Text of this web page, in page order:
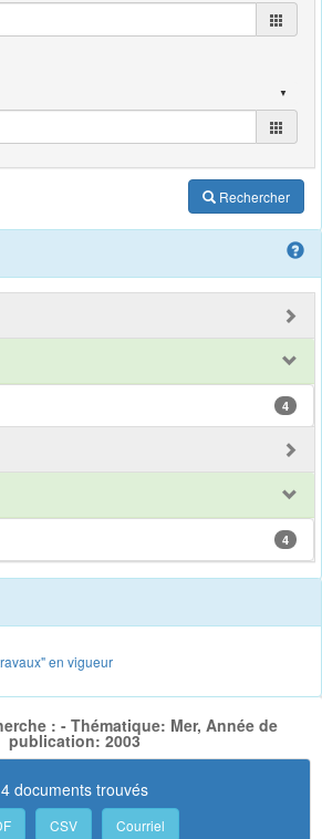
Rechercher
4
4
en vigueur
: - Thématique: Mer, Année de
publication: 2003
4 documents trouvés
CSV Courriel